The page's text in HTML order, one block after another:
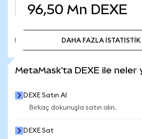
96,50 Mn DEXE
DAHA FAZLA İSTATİSTİK
MetaMask'ta DEXE ile neler
DEXE Satın Al
Birkaç dokunuşla satın alın.
DEXE Sat